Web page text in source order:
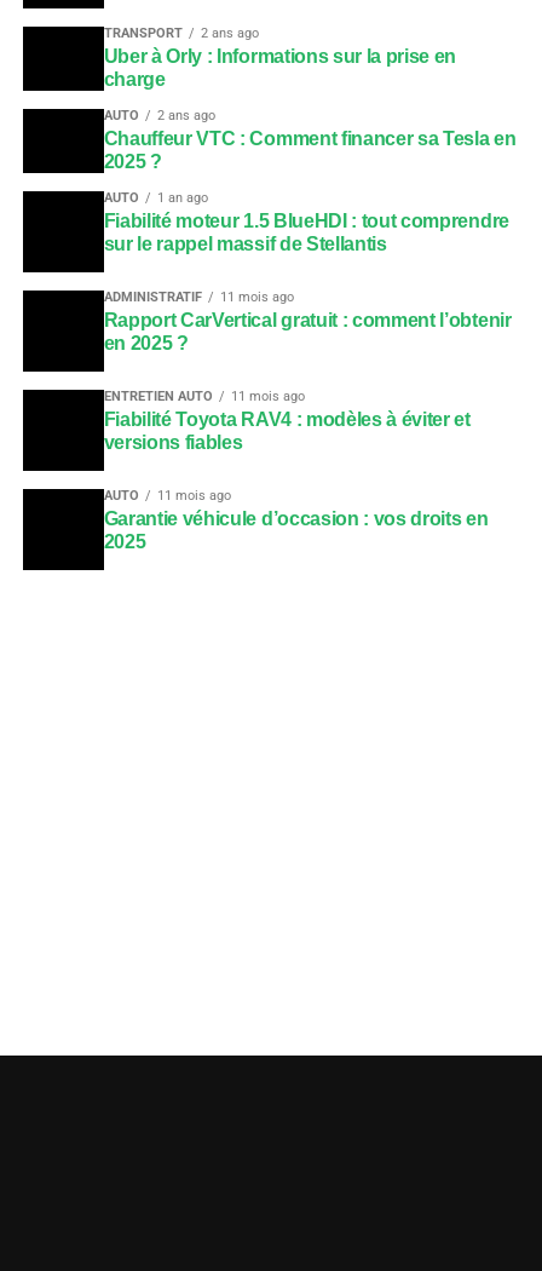
TRANSPORT 2 ans ago
Uber à Orly : Informations sur la prise en
charge
AUTO 2 ans ago
Chauffeur VTC : Comment financer sa Tesla en
2025 ?
AUTO 1 an ago
Fiabilité moteur 1.5 BlueHDI : tout comprendre
sur le rappel massif de Stellantis
ADMINISTRATIF 11 mois ago
Rapport CarVertical gratuit : comment l’obtenir
en 2025 ?
ENTRETIEN AUTO 11 mois ago
Fiabilité Toyota RAV4 : modèles à éviter et
versions fiables
AUTO 11 mois ago
Garantie véhicule d’occasion : vos droits en
2025